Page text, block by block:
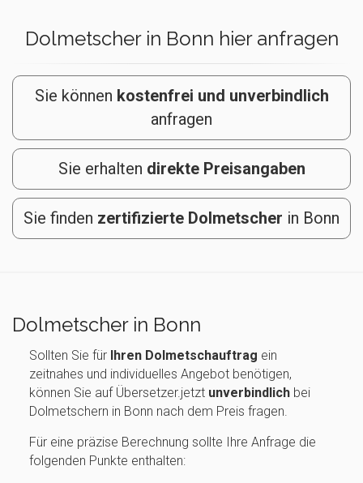
Dolmetscher in Bonn hier anfragen
Sie können kostenfrei und unverbindlich
anfragen
Sie erhalten direkte Preisangaben
Sie finden zertifizierte Dolmetscher in Bonn
Dolmetscher in Bonn
Sollten Sie für Ihren Dolmetschauftrag ein
zeitnahes und individuelles Angebot benötigen,
können Sie auf Übersetzer.jetzt unverbindlich bei
Dolmetschern in Bonn nach dem Preis fragen.
Für eine präzise Berechnung sollte Ihre Anfrage die
folgenden Punkte enthalten: